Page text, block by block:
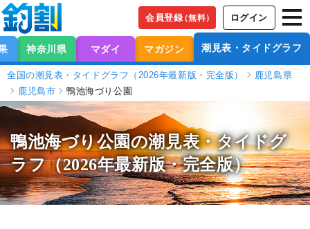
会員登録（無料） ログイン
神奈川県 マダイ マガジン 潮見表・タイドグラフ
全国の潮見表・タイドグラフ（2026年最新版・完全版）
鹿児島県
鹿児島市
鴨池海づり公園
鴨池海づり公園の潮見表・タイドグ
ラフ（2026年最新版・完全版）